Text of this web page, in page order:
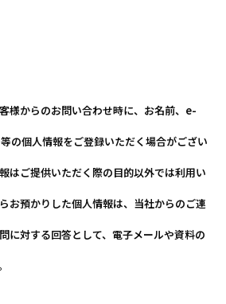
様からのお問い合わせ時に、お名前、e-
の個人情報をご登録いただく場合がござい
はご提供いただく際の目的以外では利用い
お預かりした個人情報は、当社からのご連
に対する回答として、電子メールや資料の